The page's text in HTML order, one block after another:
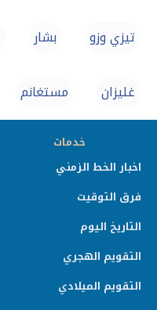
تيزي وزو بشار
غليزان مستغانم
خدمات
اخبار الخط الزمني
فرق التوقيت
التاريخ اليوم
التقويم الهجري
التقويم الميلادي